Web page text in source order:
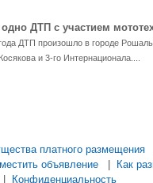
ДТП с участием
ДТП произошло в городе
и 3-го Интернационала....
платного размещения
объявление
Как
Конфиденциальность